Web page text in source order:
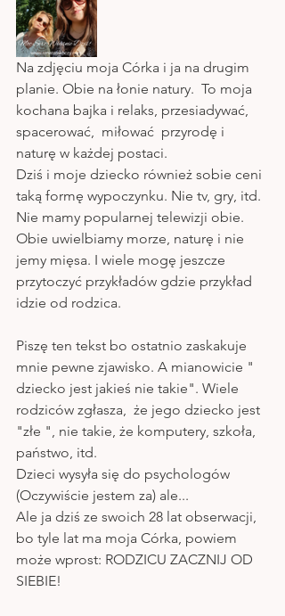
Na zdjęciu moja Córka i ja na drugim
planie. Obie na łonie natury.  To moja
kochana bajka i relaks, przesiadywać,
spacerować,  miłować  przyrodę i
naturę w każdej postaci.
Dziś i moje dziecko również sobie ceni
taką formę wypoczynku. Nie tv, gry, itd.
Nie mamy popularnej telewizji obie.
Obie uwielbiamy morze, naturę i nie
jemy mięsa. I wiele mogę jeszcze
przytoczyć przykładów gdzie przykład
idzie od rodzica.
Piszę ten tekst bo ostatnio zaskakuje
mnie pewne zjawisko. A mianowicie "
dziecko jest jakieś nie takie". Wiele
rodziców zgłasza,  że jego dziecko jest
"złe ", nie takie, że komputery, szkoła,
państwo, itd.
Dzieci wysyła się do psychologów
(Oczywiście jestem za) ale...
Ale ja dziś ze swoich 28 lat obserwacji,
bo tyle lat ma moja Córka, powiem
może wprost: RODZICU ZACZNIJ OD
SIEBIE!